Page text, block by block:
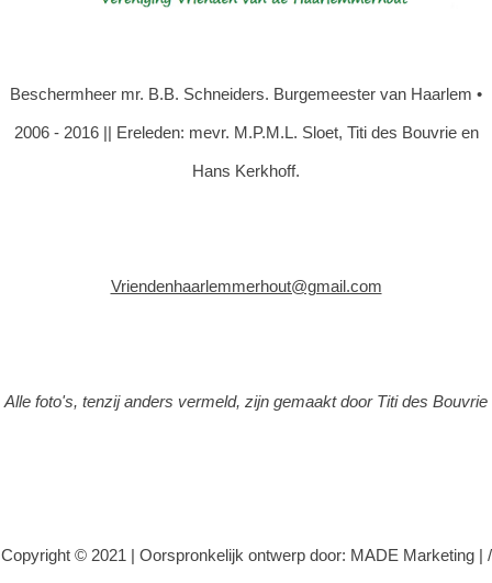
Beschermheer mr. B.B. Schneiders. Burgemeester van Haarlem •
2006 - 2016 || Ereleden: mevr. M.P.M.L. Sloet, Titi des Bouvrie en
Hans Kerkhoff.
Vriendenhaarlemmerhout@gmail.com
Alle foto's, tenzij anders vermeld, zijn gemaakt door Titi des Bouvrie
Copyright © 2021 | Oorspronkelijk ontwerp door: MADE Marketing| /